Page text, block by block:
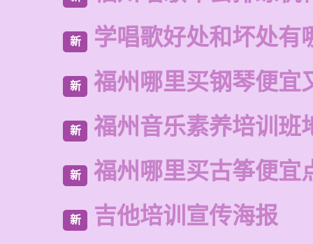
新 学唱歌好处和坏处有
新 福州哪里买钢琴便宜
新 福州音乐素养培训班
新 福州哪里买古筝便宜
新 吉他培训宣传海报